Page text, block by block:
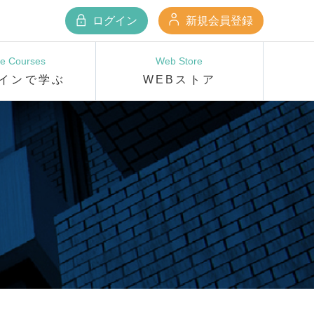
ログイン 新規会員登録
Courses
ンで学ぶ
Web Store
WEBストア